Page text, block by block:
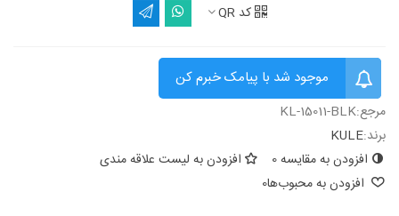
کد QR
موجود شد با پیامک خبرم کن
مرجع:KL-15011-BLK
برند:KULE
افزودن به مقایسه0
افزودن به لیست علاقه مندی
افزودن به محبوب‌ها0